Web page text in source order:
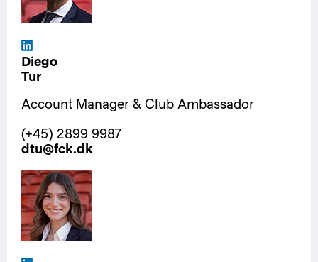
Diego
Tur
Account Manager & Club Ambassador
(+45) 2899 9987
dtu@fck.dk